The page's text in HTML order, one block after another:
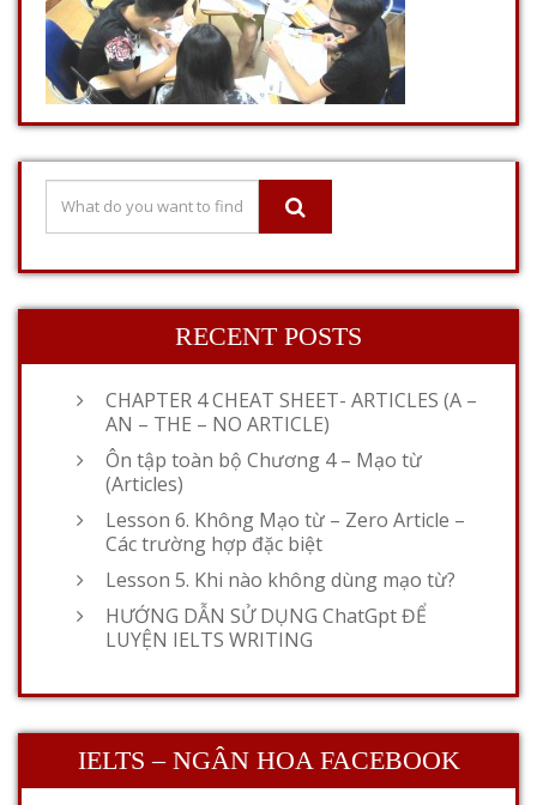
RECENT POSTS
CHAPTER 4 CHEAT SHEET- ARTICLES (A –
AN – THE – NO ARTICLE)
Ôn tập toàn bộ Chương 4 – Mạo từ
(Articles)
Lesson 6. Không Mạo từ – Zero Article –
Các trường hợp đặc biệt
Lesson 5. Khi nào không dùng mạo từ?
HƯỚNG DẪN SỬ DỤNG ChatGpt ĐỂ
LUYỆN IELTS WRITING
IELTS – NGÂN HOA FACEBOOK